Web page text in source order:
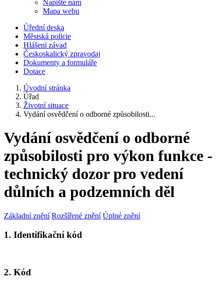
Napište nám
Mapa webu
Úřední deska
Městská policie
Hlášení závad
Českoskalický zpravodaj
Dokumenty a formuláře
Dotace
Úvodní stránka
Úřad
Životní situace
Vydání osvědčení o odborné způsobilosti...
Vydání osvědčení o odborné
způsobilosti pro výkon funkce -
technický dozor pro vedení
důlních a podzemních děl
Základní znění Rozšířené znění Úplné znění
1. Identifikační kód
2. Kód